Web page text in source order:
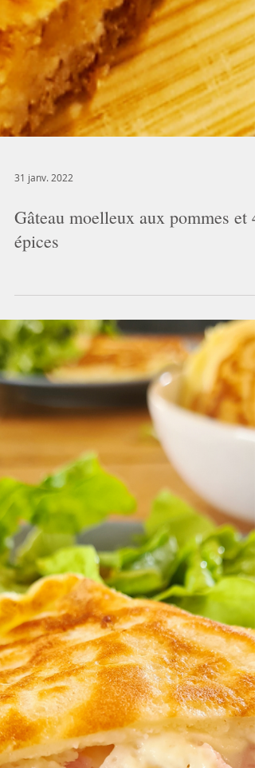
Gâteau moelleux aux pommes et 4
épices